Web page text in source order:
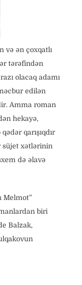
və ən çoxqatlı
tərəfindən
olacaq adamı
edilən
Amma roman
hekayə,
qarışıqdır
süjet xətlərinin
də əlavə
Melmot”
biri
Balzak,